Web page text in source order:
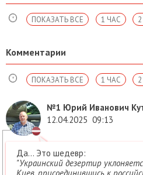
1 ЧАС
ПОКАЗАТЬ ВСЕ
Комментарии
1 ЧАС
ПОКАЗАТЬ ВСЕ
№1 Юрий Иванович
12.04.2025 09:13
Да... Это шедевр:
"Украинский дезертир